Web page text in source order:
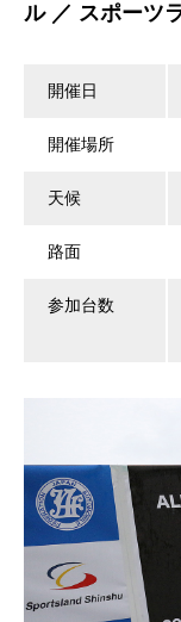
ル ／ スポーツ
開催日
開催場所
天候
路面
参加台数